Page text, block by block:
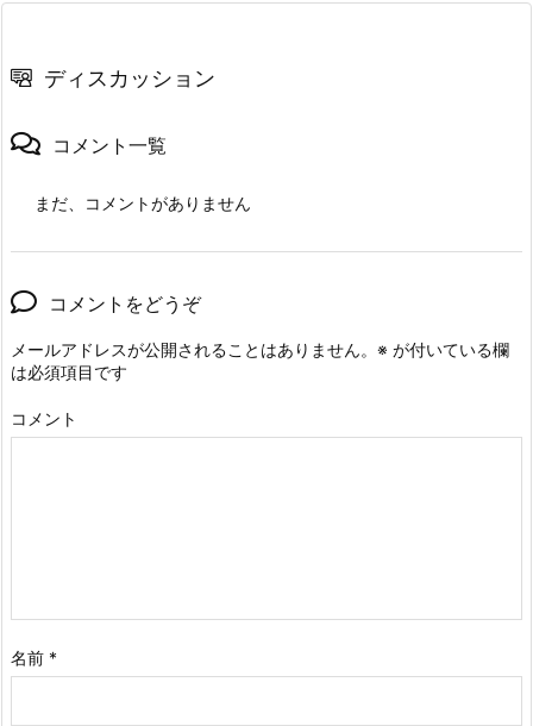
ディスカッション
コメント一覧
まだ、コメントがありません
コメントをどうぞ
メールアドレスが公開されることはありません。 ※ が付いている欄
は必須項目です
コメント
名前 *